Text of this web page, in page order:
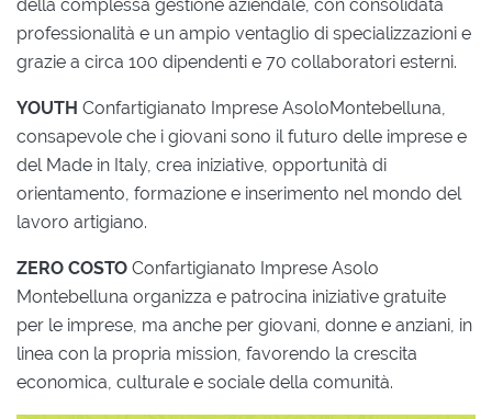
della complessa gestione aziendale, con consolidata
professionalità e un ampio ventaglio di specializzazioni e
grazie a circa 100 dipendenti e 70 collaboratori esterni.
YOUTH Confartigianato Imprese AsoloMontebelluna,
consapevole che i giovani sono il futuro delle imprese e
del Made in Italy, crea iniziative, opportunità di
orientamento, formazione e inserimento nel mondo del
lavoro artigiano.
ZERO COSTO Confartigianato Imprese Asolo
Montebelluna organizza e patrocina iniziative gratuite
per le imprese, ma anche per giovani, donne e anziani, in
linea con la propria mission, favorendo la crescita
economica, culturale e sociale della comunità.